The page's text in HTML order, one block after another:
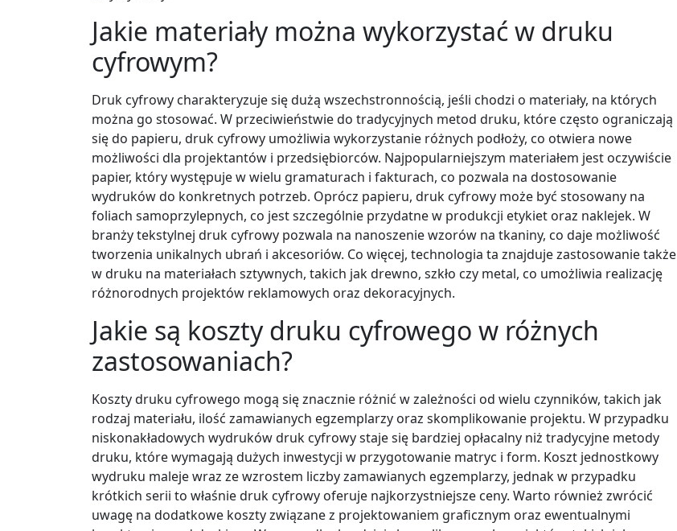
Jakie materiały można wykorzystać w druku
cyfrowym?
Druk cyfrowy charakteryzuje się dużą wszechstronnością, jeśli chodzi o materiały, na których
można go stosować. W przeciwieństwie do tradycyjnych metod druku, które często ograniczają
się do papieru, druk cyfrowy umożliwia wykorzystanie różnych podłoży, co otwiera nowe
możliwości dla projektantów i przedsiębiorców. Najpopularniejszym materiałem jest oczywiście
papier, który występuje w wielu gramaturach i fakturach, co pozwala na dostosowanie
wydruków do konkretnych potrzeb. Oprócz papieru, druk cyfrowy może być stosowany na
foliach samoprzylepnych, co jest szczególnie przydatne w produkcji etykiet oraz naklejek. W
branży tekstylnej druk cyfrowy pozwala na nanoszenie wzorów na tkaniny, co daje możliwość
tworzenia unikalnych ubrań i akcesoriów. Co więcej, technologia ta znajduje zastosowanie także
w druku na materiałach sztywnych, takich jak drewno, szkło czy metal, co umożliwia realizację
różnorodnych projektów reklamowych oraz dekoracyjnych.
Jakie są koszty druku cyfrowego w różnych
zastosowaniach?
Koszty druku cyfrowego mogą się znacznie różnić w zależności od wielu czynników, takich jak
rodzaj materiału, ilość zamawianych egzemplarzy oraz skomplikowanie projektu. W przypadku
niskonakładowych wydruków druk cyfrowy staje się bardziej opłacalny niż tradycyjne metody
druku, które wymagają dużych inwestycji w przygotowanie matryc i form. Koszt jednostkowy
wydruku maleje wraz ze wzrostem liczby zamawianych egzemplarzy, jednak w przypadku
krótkich serii to właśnie druk cyfrowy oferuje najkorzystniejsze ceny. Warto również zwrócić
uwagę na dodatkowe koszty związane z projektowaniem graficznym oraz ewentualnymi